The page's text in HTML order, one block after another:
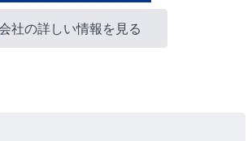
社の詳しい情報を見る